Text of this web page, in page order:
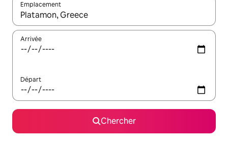
Emplacement
Quand les résultats sont affichés, parcourez-les en utilisant
Arrivée
Départ
Chercher